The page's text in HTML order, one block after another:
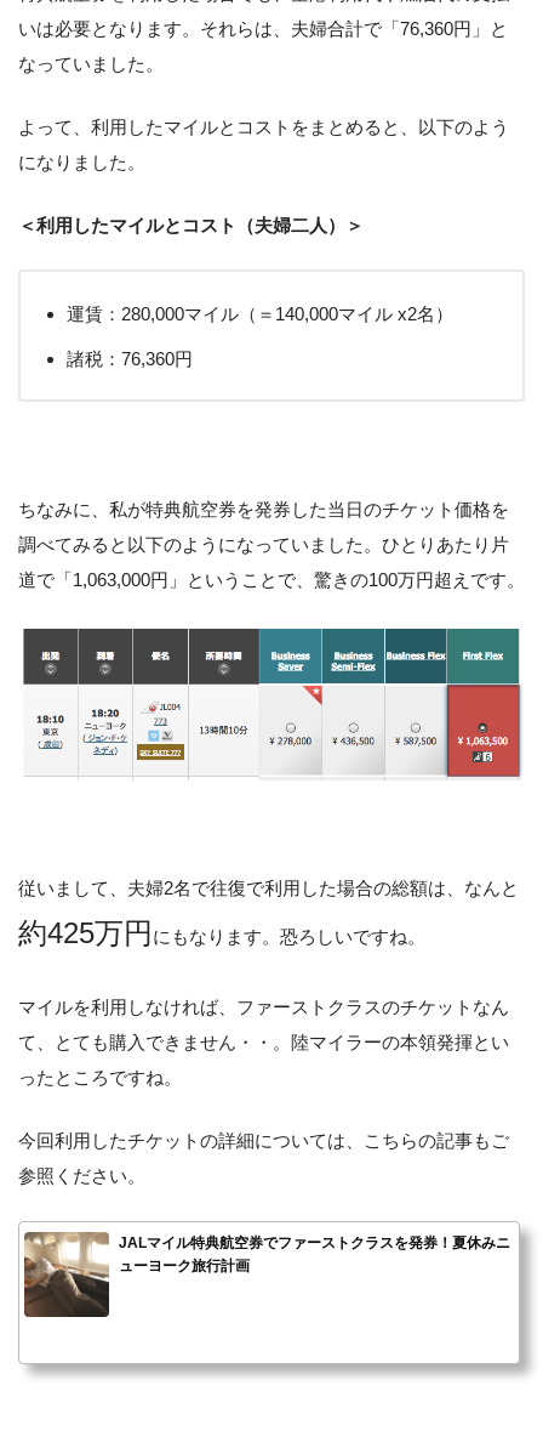
いは必要となります。それらは、夫婦合計で「76,360円」と
なっていました。
よって、利用したマイルとコストをまとめると、以下のよう
になりました。
＜利用したマイルとコスト（夫婦二人）＞
運賃：280,000マイル（＝140,000マイル x2名）
諸税：76,360円
ちなみに、私が特典航空券を発券した当日のチケット価格を
調べてみると以下のようになっていました。ひとりあたり片
道で「1,063,000円」ということで、驚きの100万円超えです。
従いまして、夫婦2名で往復で利用した場合の総額は、なんと
約425万円 にもなります。恐ろしいですね。
マイルを利用しなければ、ファーストクラスのチケットなん
て、とても購入できません・・。陸マイラーの本領発揮とい
ったところですね。
今回利用したチケットの詳細については、こちらの記事もご
参照ください。
JALマイル特典航空券でファーストクラスを発券！夏休みニ
ューヨーク旅行計画